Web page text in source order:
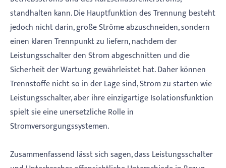
standhalten kann. Die Hauptfunktion des Trennung besteht
jedoch nicht darin, große Ströme abzuschneiden, sondern
einen klaren Trennpunkt zu liefern, nachdem der
Leistungsschalter den Strom abgeschnitten und die
Sicherheit der Wartung gewährleistet hat. Daher können
Trennstoffe nicht so in der Lage sind, Strom zu starten wie
Leistungsschalter, aber ihre einzigartige Isolationsfunktion
spielt sie eine unersetzliche Rolle in
Stromversorgungssystemen.
Zusammenfassend lässt sich sagen, dass Leistungsschalter